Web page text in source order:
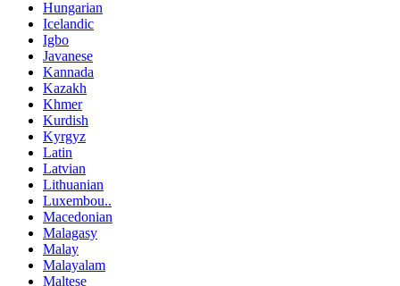
Hungarian
Icelandic
Igbo
Javanese
Kannada
Kazakh
Khmer
Kurdish
Kyrgyz
Latin
Latvian
Lithuanian
Luxembou..
Macedonian
Malagasy
Malay
Malayalam
Maltese